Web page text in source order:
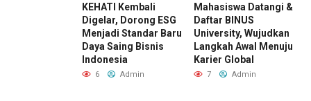
KEHATI Kembali
Digelar, Dorong ESG
Menjadi Standar Baru
Daya Saing Bisnis
Indonesia
6 Admin
Mahasiswa Datangi &
Daftar BINUS
University, Wujudkan
Langkah Awal Menuju
Karier Global
7 Admin